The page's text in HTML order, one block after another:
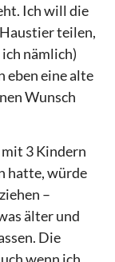
Ich will die
teilen,
nämlich)
eben eine alte
Wunsch
3 Kindern
hatte, würde
–
älter und
Die